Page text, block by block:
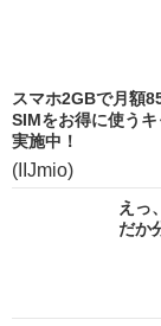
スマホ2GBで月額
SIMをお得に使う
実施中！
(IIJmio)
えっ
だか